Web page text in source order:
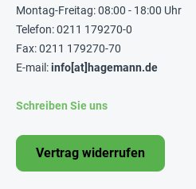
Montag-Freitag: 08:00 - 18:00 Uhr
Telefon: 0211 179270-0
Fax: 0211 179270-70
E-mail:info[at]hagemann.de
Schreiben Sie uns
Vertrag widerrufen